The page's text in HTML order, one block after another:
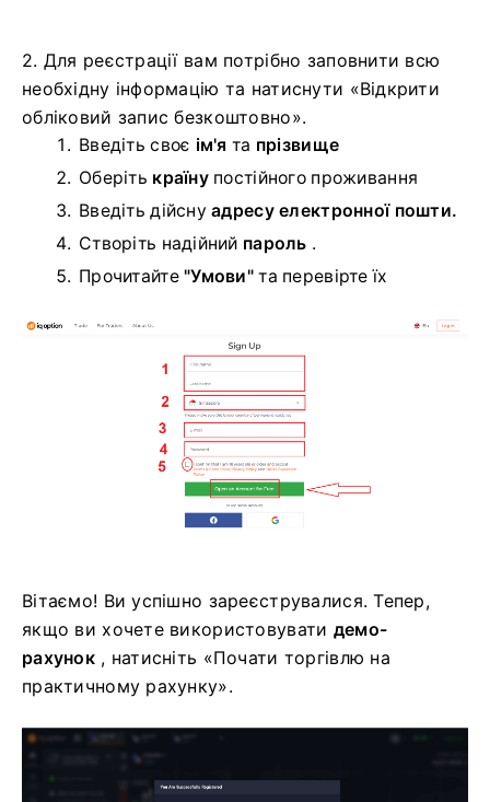
2. Для реєстрації вам потрібно заповнити всю
необхідну інформацію та натиснути «Відкрити
обліковий запис безкоштовно».
Введіть своє ім'я та прізвище
Оберіть країнупостійного проживання
Введіть дійснуадресу електронної пошти.
Створіть надійний пароль .
Прочитайте"Умови" та перевірте їх
Вітаємо! Ви успішно зареєструвалися. Тепер,
якщо ви хочете використовувати демо-
рахунок, натисніть «Почати торгівлю на
практичному рахунку».